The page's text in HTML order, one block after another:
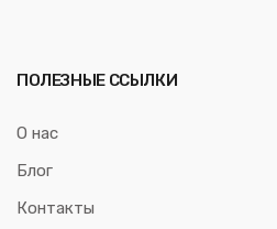
ПОЛЕЗНЫЕ ССЫЛКИ
О нас
Блог
Контакты